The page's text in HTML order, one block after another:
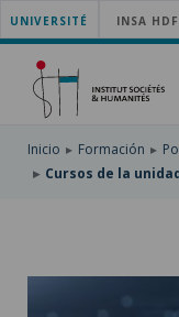
SKIP
TO
MAIN
NAVIGATION
PASAR
AL
CONTENIDO
PRINCIPAL
SKIP
TO
SEARCH
UNIVERSITÉ INSA HDF
Inicio Formación
Cursos de la